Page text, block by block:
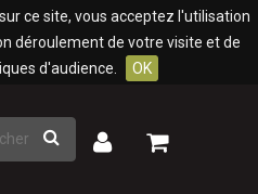
ce site, vous acceptez l'utilisation
déroulement de votre visite et de
d'audience.
OK
Rechercher
Mon
Mon